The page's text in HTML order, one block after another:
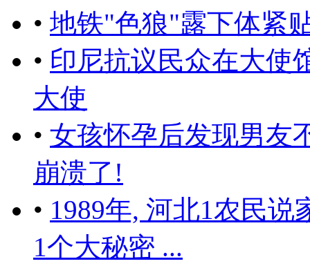
• 地铁"色狼"露下体紧
• 印尼抗议民众在大使
大使
• 女孩怀孕后发现男友
崩溃了!
• 1989年, 河北1农民说
1个大秘密 ...